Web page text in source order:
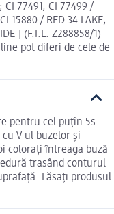
CI 77491, CI 77499 /
15880 / RED 34 LAKE;
] (F.I.L. Z288858/1)
pot diferi de cele de
pentru cel puțîn 5s.
V-ul buzelor și
colorați întreaga buză
trasând conturul
Lăsați produsul